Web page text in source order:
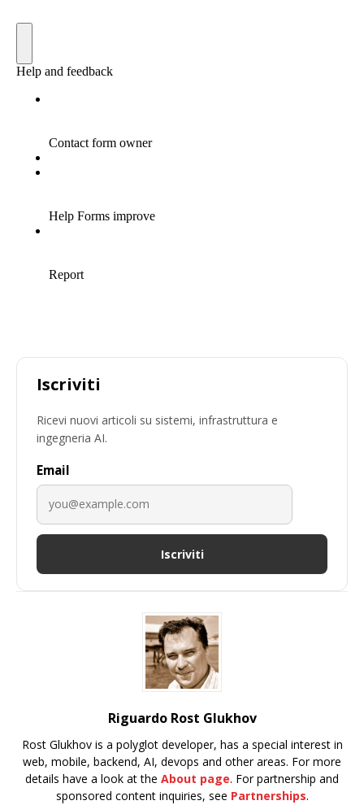
Iscriviti
Ricevi nuovi articoli su sistemi, infrastruttura e
ingegneria AI.
Email
Iscriviti
Riguardo Rost Glukhov
Rost Glukhov is a polyglot developer, has a special interest in
web, mobile, backend, AI, devops and other areas. For more
details have a look at the About page. For partnership and
sponsored content inquiries, see Partnerships.